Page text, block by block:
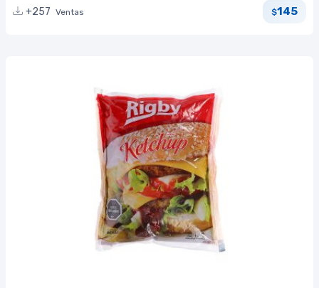
+257 Ventas $145